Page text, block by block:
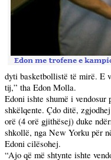
dyti basketbollistë të mirë. E
tij,” tha Edon Molla.
Edoni ishte shumë i
shkëlqente. Çdo ditë,
orë (4 orë gjithësej) duke
shkollë, nga New Yorku për
Edoni cilësohej.
“Ajo që më shtynte ishte